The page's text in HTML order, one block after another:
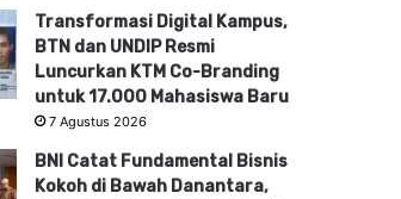
Transformasi Digital Kampus,
BTN dan UNDIP Resmi
Luncurkan KTM Co-Branding
untuk 17.000 Mahasiswa Baru
7 Agustus 2026
BNI Catat Fundamental Bisnis
Kokoh di Bawah Danantara,